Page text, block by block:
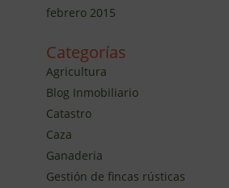
febrero 2015
Categorías
Agricultura
Blog Inmobiliario
Catastro
Caza
Ganaderia
Gestión de fincas rústicas